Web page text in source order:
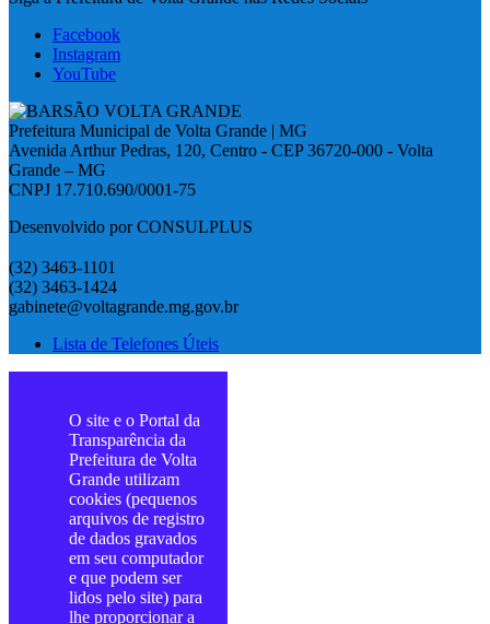
Facebook
Instagram
YouTube
Prefeitura Municipal de Volta Grande | MG
Avenida Arthur Pedras, 120, Centro - CEP 36720-000 - Volta
Grande – MG
CNPJ 17.710.690/0001-75
Desenvolvido por CONSULPLUS
(32) 3463-1101
(32) 3463-1424
gabinete@voltagrande.mg.gov.br
Lista de Telefones Úteis
O site e o Portal da
Transparência da
Prefeitura de Volta
Grande utilizam
cookies (pequenos
arquivos de registro
de dados gravados
em seu computador
e que podem ser
lidos pelo site) para
lhe proporcionar a